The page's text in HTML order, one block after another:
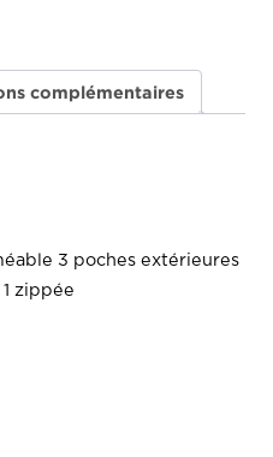
complémentaires
3 poches extérieures
zippée